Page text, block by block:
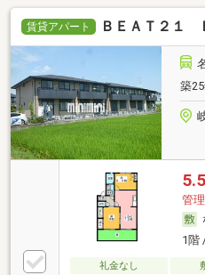
賃貸アパート ＢＥＡＴ２１
築
管
1階
礼金なし